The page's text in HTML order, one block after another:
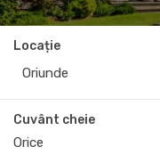
Locație
Oriunde
Cuvânt cheie